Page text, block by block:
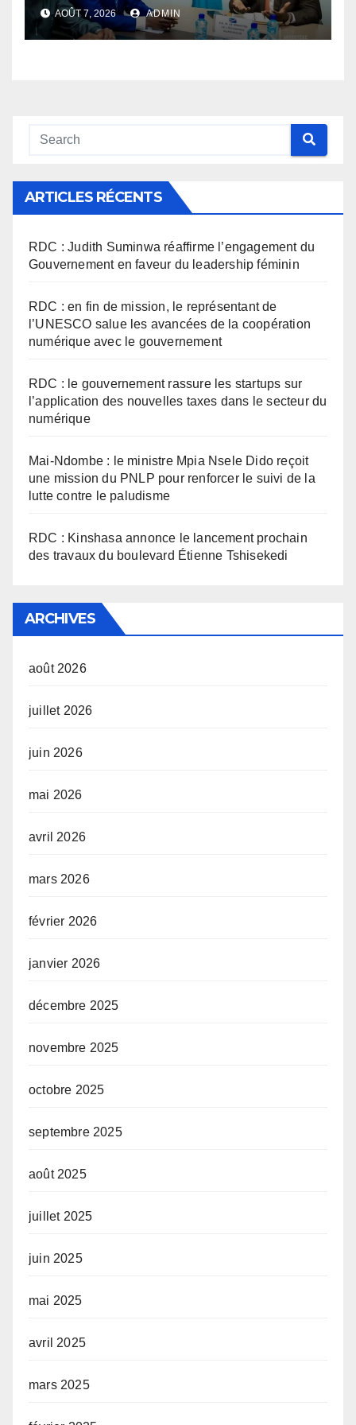
taxes dans le secteur du
numérique
AOÛT 7, 2026 ADMIN
ARTICLES RÉCENTS
RDC : Judith Suminwa réaffirme l’engagement du
Gouvernement en faveur du leadership féminin
RDC : en fin de mission, le représentant de
l’UNESCO salue les avancées de la coopération
numérique avec le gouvernement
RDC : le gouvernement rassure les startups sur
l’application des nouvelles taxes dans le secteur du
numérique
Mai-Ndombe : le ministre Mpia Nsele Dido reçoit
une mission du PNLP pour renforcer le suivi de la
lutte contre le paludisme
RDC : Kinshasa annonce le lancement prochain
des travaux du boulevard Étienne Tshisekedi
ARCHIVES
août 2026
juillet 2026
juin 2026
mai 2026
avril 2026
mars 2026
février 2026
janvier 2026
décembre 2025
novembre 2025
octobre 2025
septembre 2025
août 2025
juillet 2025
juin 2025
mai 2025
avril 2025
mars 2025